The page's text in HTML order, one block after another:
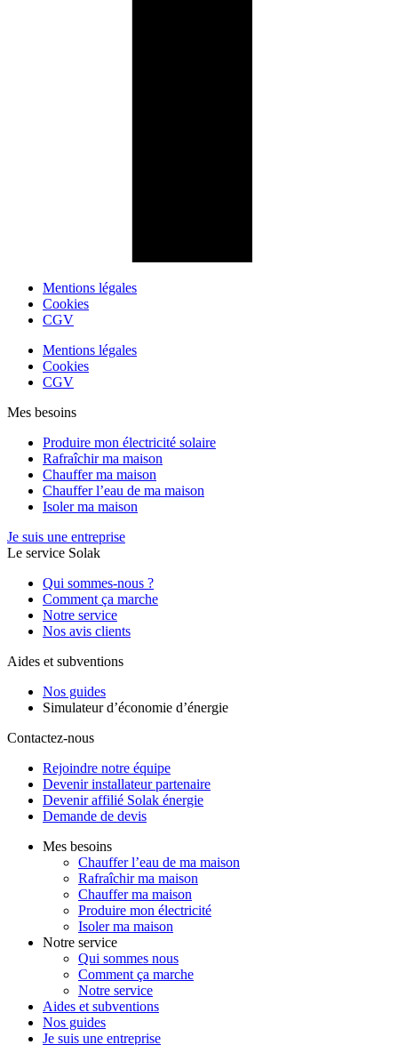
Mentions légales
Cookies
CGV
Mentions légales
Cookies
CGV
Mes besoins
Produire mon électricité solaire
Rafraîchir ma maison
Chauffer ma maison
Chauffer l’eau de ma maison
Isoler ma maison
Je suis une entreprise
Le service Solak
Qui sommes-nous ?
Comment ça marche
Notre service
Nos avis clients
Aides et subventions
Nos guides
Simulateur d’économie d’énergie
Contactez-nous
Rejoindre notre équipe
Devenir installateur partenaire
Devenir affilié Solak énergie
Demande de devis
Mes besoins
Chauffer l’eau de ma maison
Rafraîchir ma maison
Chauffer ma maison
Produire mon électricité
Isoler ma maison
Notre service
Qui sommes nous
Comment ça marche
Notre service
Aides et subventions
Nos guides
Je suis une entreprise